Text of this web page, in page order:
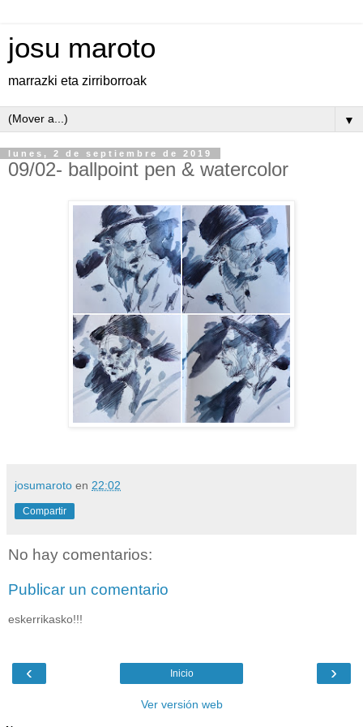
josu maroto
marrazki eta zirriborroak
▼
lunes, 2 de septiembre de 2019
09/02- ballpoint pen & watercolor
josumaroto en 22:02
Compartir
No hay comentarios:
Publicar un comentario
eskerrikasko!!!
‹ ›
Inicio
Ver versión web